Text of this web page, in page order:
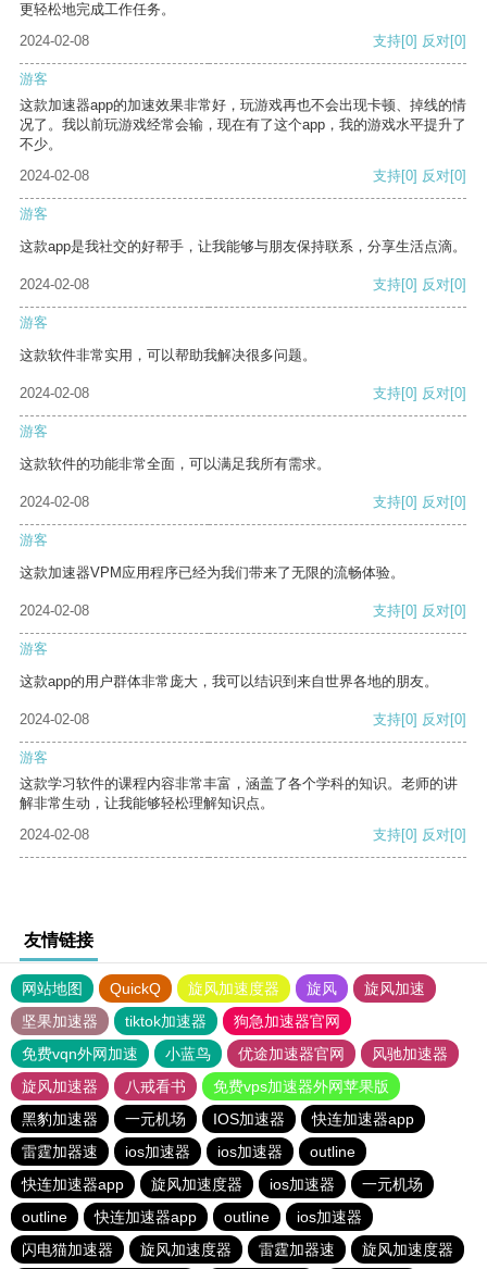
更轻松地完成工作任务。
2024-02-08
支持[0] 反对[0]
游客
这款加速器app的加速效果非常好，玩游戏再也不会出现卡顿、掉线的情
况了。我以前玩游戏经常会输，现在有了这个app，我的游戏水平提升了
不少。
2024-02-08
支持[0] 反对[0]
游客
这款app是我社交的好帮手，让我能够与朋友保持联系，分享生活点滴。
2024-02-08 支持[0] 反对[0]
游客
这款软件非常实用，可以帮助我解决很多问题。
2024-02-08 支持[0] 反对[0]
游客
这款软件的功能非常全面，可以满足我所有需求。
2024-02-08 支持[0] 反对[0]
游客
这款加速器VPM应用程序已经为我们带来了无限的流畅体验。
2024-02-08 支持[0] 反对[0]
游客
这款app的用户群体非常庞大，我可以结识到来自世界各地的朋友。
2024-02-08 支持[0] 反对[0]
游客
这款学习软件的课程内容非常丰富，涵盖了各个学科的知识。老师的讲
解非常生动，让我能够轻松理解知识点。
2024-02-08
支持[0] 反对[0]
友情链接
网站地图 QuickQ 旋风加速度器 旋风
旋风加速
坚果加速器
tiktok加速器
狗急加速器官网
免费vqn外网加速
小蓝鸟 优途加速器官网
风驰加速器
旋风加速器
八戒看书
免费vps加速器外网苹果版
黑豹加速器
一元机场 IOS加速器
快连加速器app
雷霆加器速
ios加速器 ios加速器
outline
快连加速器app
旋风加速度器 ios加速器
一元机场
outline
快连加速器app outline
ios加速器
闪电猫加速器
旋风加速度器 雷霆加器速 旋风加速度器